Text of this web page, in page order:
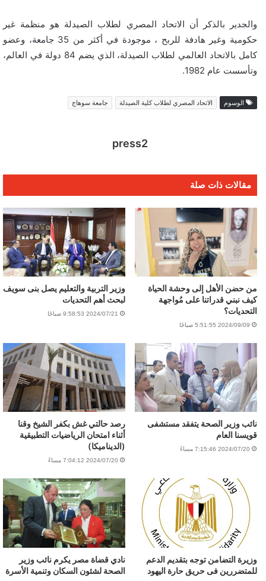
والجدير بالذكر أن الاتحاد المصري لطلاب الصيدلة هو منظمة غير
حكومية وغير هادفة للربح ، موجودة في أكثر من 35 جامعة، وعضو
كامل بالاتحاد العالمي لطلاب الصيدلة، الذي يضم 84 دولة في العالم،
وتأسست عام 1982.
الوسوم الاتحاد المصري لطلاب كلية الصيدلة جامعة سوهاج
press2
مقالات ذات صلة
من حضن الأهل إلى وحشة الحياة
كيف نبني قدراتنا على مُواجهة
التحديات؟
2024/09/09 5:51:55 صباحًا
وزير التربية والتعليم يصل بنى سويف
لبحث أهم التحديات
2024/07/21 9:58:53 صباحًا
نائب وزير الصحة يتفقد مستشفى
قويسنا العام
2024/07/20 7:15:46 مساءً
رصد حالتي غش بكفر الشيخ وقنا
أثناء امتحان الرياضيات التطبيقية
(الديناميكا)
2024/07/20 7:04:12 مساءً
وزيرة التضامن توجه بتقديم الدعم
للمتضررين فى حريق حارة اليهود
نادي قضاة مصر يكرم نائب وزير
الصحة لشئون السكان وتنمية الأسرة